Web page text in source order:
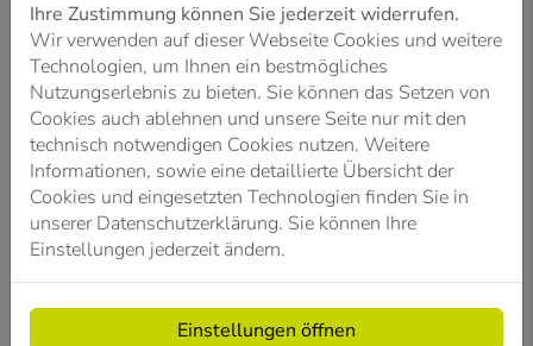
Ihre Zustimmung können Sie jederzeit widerrufen.
Wir verwenden auf dieser Webseite Cookies und weitere
Technologien, um Ihnen ein bestmögliches
Nutzungserlebnis zu bieten. Sie können das Setzen von
Cookies auch ablehnen und unsere Seite nur mit den
technisch notwendigen Cookies nutzen. Weitere
Informationen, sowie eine detaillierte Übersicht der
Cookies und eingesetzten Technologien finden Sie in
unserer Datenschutzerklärung. Sie können Ihre
Einstellungen jederzeit ändern.
Einstellungen öffnen